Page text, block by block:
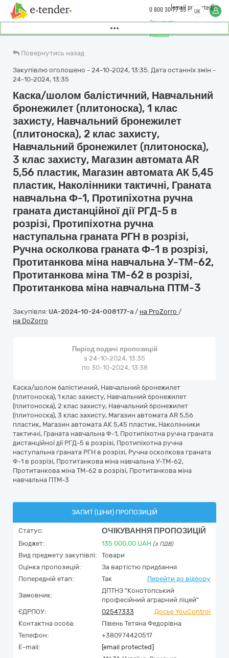
Замовити
дзвінок
0 800 30 77 55[email protected]
UK
Повернутись назад
Закупівлю оголошено - 24-10-2024, 13:35. Дата останніх змін -
24-10-2024, 13:35
Каска/шолом балістичний, Навчальний
бронежилет (плитоноска), 1 клас
захисту, Навчальний бронежилет
(плитоноска), 2 клас захисту,
Навчальний бронежилет (плитоноска),
3 клас захисту, Магазин автомата AR
5,56 пластик, Магазин автомата АК 5,45
пластик, Наколінники тактичні, Граната
навчальна Ф-1, Протипіхотна ручна
граната дистанційної дії РГД-5 в
розрізі, Протипіхотна ручна
наступальна граната РГН в розрізі,
Ручна осколкова граната Ф-1 в розрізі,
Протитанкова міна навчальна У-ТМ-62,
Протитанкова міна ТМ-62 в розрізі,
Протитанкова міна навчальна ПТМ-3
Закупівля: UA-2024-10-24-008177-a / на ProZorro /
на DoZorro
Період подачі пропозицій
з 24-10-2024, 13:35
по 30-10-2024, 13:38
Каска/шолом балістичний, Навчальний бронежилет
(плитоноска), 1 клас захисту, Навчальний бронежилет
(плитоноска), 2 клас захисту, Навчальний бронежилет
(плитоноска), 3 клас захисту, Магазин автомата AR 5,56
пластик, Магазин автомата АК 5,45 пластик, Наколінники
тактичні, Граната навчальна Ф-1, Протипіхотна ручна граната
дистанційної дії РГД-5 в розрізі, Протипіхотна ручна
наступальна граната РГН в розрізі, Ручна осколкова граната
Ф-1 в розрізі, Протитанкова міна навчальна У-ТМ-62,
Протитанкова міна ТМ-62 в розрізі, Протитанкова міна
навчальна ПТМ-3
ЗАПИТ (ЦІНИ) ПРОПОЗИЦІЙ
Статус: ОЧІКУВАННЯ ПРОПОЗИЦІЙ
Бюджет: 135 000,00 UAH (з ПДВ)
Вид предмету закупівлі:
Товари
Оцінка пропозицій:
За вартістю придбання
Попередній етап:
Так Перейти до відбору
Замовник:
ДПТНЗ "Конотопський
професійний аграрний ліцей"
ЄДРПОУ:
02547333
Досьє YouControl
Контактна особа:
Півень Тетяна Федорівна
Телефон:
+380974420517
E-mail:
[email protected]